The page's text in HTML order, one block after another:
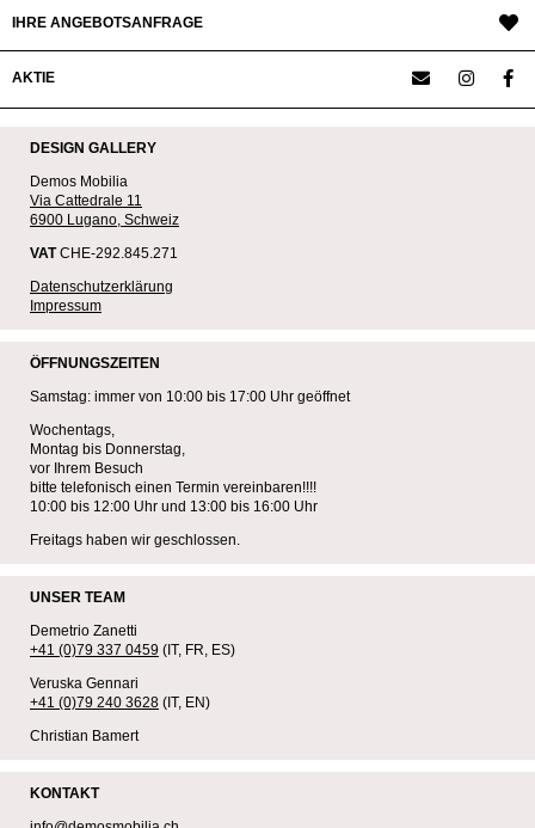
IHRE ANGEBOTSANFRAGE
AKTIE
DESIGN GALLERY
Demos Mobilia
Via Cattedrale 11
6900 Lugano, Schweiz
VATCHE-292.845.271
Datenschutzerklärung
Impressum
ÖFFNUNGSZEITEN
Samstag: immer von 10:00 bis 17:00 Uhr geöffnet
Wochentags,
Montag bis Donnerstag,
vor Ihrem Besuch
bitte telefonisch einen Termin vereinbaren!!!!
10:00 bis 12:00 Uhr und 13:00 bis 16:00 Uhr
Freitags haben wir geschlossen.
UNSER TEAM
Demetrio Zanetti
+41 (0)79 337 0459 (IT, FR, ES)
Veruska Gennari
+41 (0)79 240 3628 (IT, EN)
Christian Bamert
KONTAKT